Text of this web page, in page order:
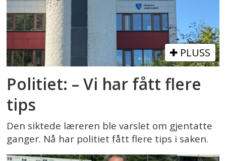
PLUSS
Politiet: – Vi har fått flere
tips
Den siktede læreren ble varslet om gjentatte
ganger. Nå har politiet fått flere tips i saken.